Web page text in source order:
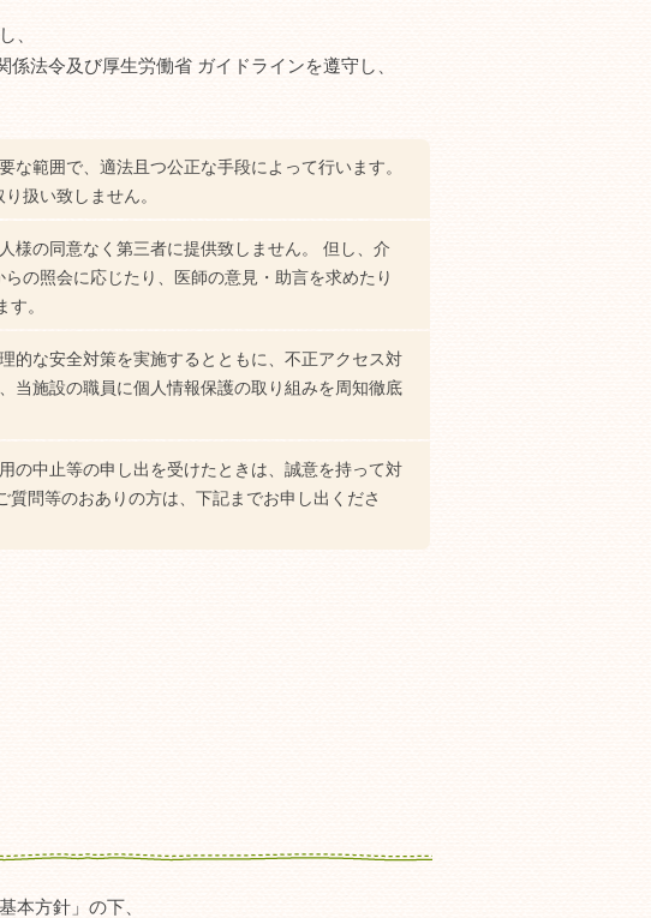
、
法令及び厚生労働省 ガイドラインを遵守し、
範囲で、適法且つ公正な手段によって行います。
扱い致しません。
様の同意なく第三者に提供致しません。 但し、介
の照会に応じたり、医師の意見・助言を求めたり
。
的な安全対策を実施するとともに、不正アクセス対
当施設の職員に個人情報保護の取り組みを周知徹底
の中止等の申し出を受けたときは、誠意を持って対
問等のおありの方は、下記までお申し出くださ
本方針」の下、